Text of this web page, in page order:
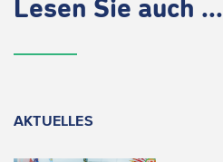
Lesen Sie auch ...
AKTUELLES